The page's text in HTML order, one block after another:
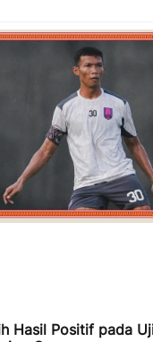
Hasil Positif pada